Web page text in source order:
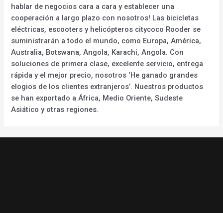
hablar de negocios cara a cara y establecer una
cooperación a largo plazo con nosotros! Las bicicletas
eléctricas, escooters y helicópteros citycoco Rooder se
suministrarán a todo el mundo, como Europa, América,
Australia, Botswana, Angola, Karachi, Angola. Con
soluciones de primera clase, excelente servicio, entrega
rápida y el mejor precio, nosotros ‘He ganado grandes
elogios de los clientes extranjeros’. Nuestros productos
se han exportado a África, Medio Oriente, Sudeste
Asiático y otras regiones.